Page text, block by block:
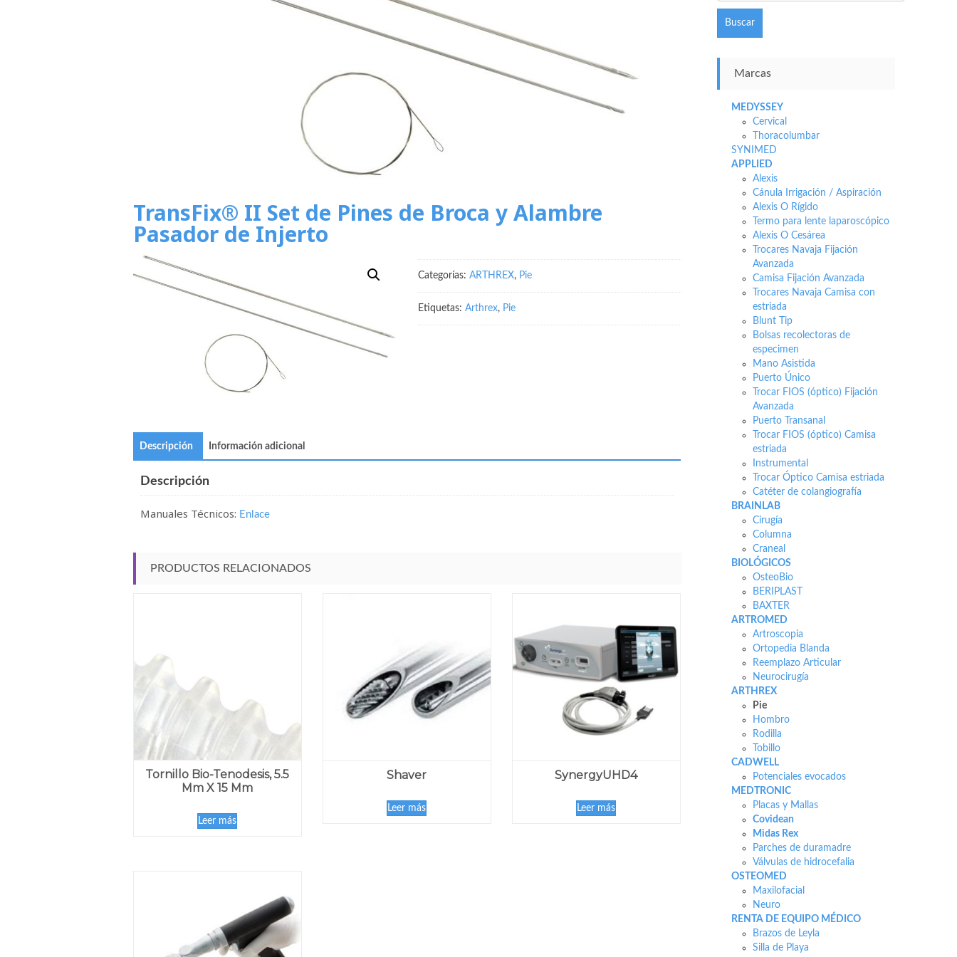
TransFix® II Set de Pines de Broca y Alambre
Pasador de Injerto
Categorías:ARTHREX, Pie
Etiquetas:Arthrex, Pie
Descripción Información adicional
Descripción
Manuales Técnicos: Enlace
PRODUCTOS RELACIONADOS
Tornillo Bio-Tenodesis, 5.5
Mm X 15 Mm
Leer más
Shaver
Leer más
SynergyUHD4
Leer más
Buscar
Marcas
MEDYSSEY
Cervical
Thoracolumbar
SYNIMED
APPLIED
Alexis
Cánula Irrigación / Aspiración
Alexis O Rígido
Termo para lente laparoscópico
Alexis O Cesárea
Trocares Navaja Fijación
Avanzada
Camisa Fijación Avanzada
Trocares Navaja Camisa con
estriada
Blunt Tip
Bolsas recolectoras de
especimen
Mano Asistida
Puerto Único
Trocar FIOS (óptico) Fijación
Avanzada
Puerto Transanal
Trocar FIOS (óptico) Camisa
estriada
Instrumental
Trocar Óptico Camisa estriada
Catéter de colangiografía
BRAINLAB
Cirugía
Columna
Craneal
BIOLÓGICOS
OsteoBio
BERIPLAST
BAXTER
ARTROMED
Artroscopia
Ortopedia Blanda
Reemplazo Articular
Neurocirugía
ARTHREX
Pie
Hombro
Rodilla
Tobillo
CADWELL
Potenciales evocados
MEDTRONIC
Placas y Mallas
Covidean
Midas Rex
Parches de duramadre
Válvulas de hidrocefalia
OSTEOMED
Maxilofacial
Neuro
RENTA DE EQUIPO MÉDICO
Brazos de Leyla
Silla de Playa